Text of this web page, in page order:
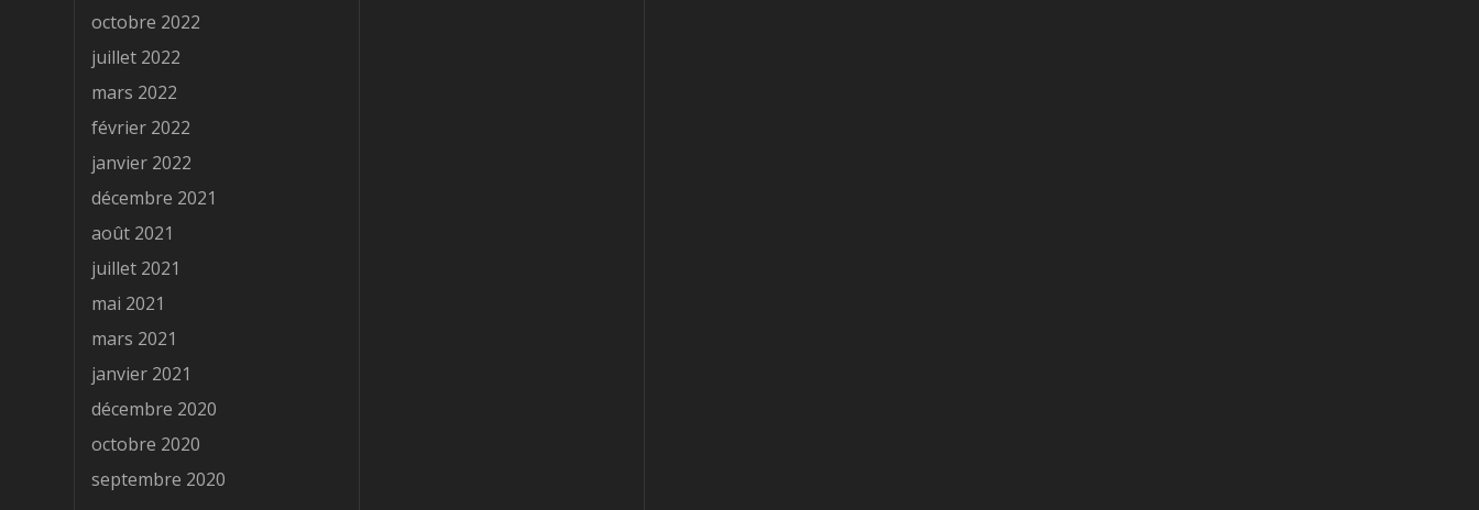
octobre 2022
juillet 2022
mars 2022
février 2022
janvier 2022
décembre 2021
août 2021
juillet 2021
mai 2021
mars 2021
janvier 2021
décembre 2020
octobre 2020
septembre 2020